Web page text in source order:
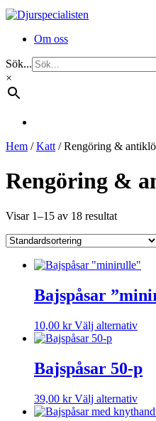
Om oss
Sök...
×
Hem /Katt / Rengöring &
Rengöring &
Visar 1–15 av 18 resultat
Bajspåsar
10,00 kr Välj alternativDen
flera
De
Bajspåsar 50-p
39,00 kr Välj alternativDen
här